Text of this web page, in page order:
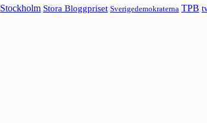
Stockholm Stora Bloggpriset Sverigedemokraterna TPB